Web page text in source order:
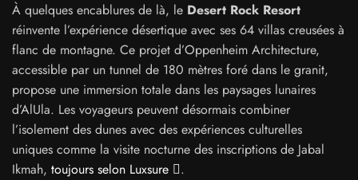
À quelques encablures de là, le Desert Rock Resort
réinvente l’expérience désertique avec ses 64 villas creusées à
flanc de montagne. Ce projet d’Oppenheim Architecture,
accessible par un tunnel de 180 mètres foré dans le granit,
propose une immersion totale dans les paysages lunaires
d’AlUla. Les voyageurs peuvent désormais combiner
l’isolement des dunes avec des expériences culturelles
uniques comme la visite nocturne des inscriptions de Jabal
Ikmah, toujours selon Luxsure
.